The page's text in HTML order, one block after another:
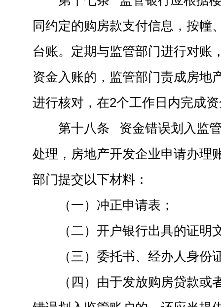
同约定的购房款支付信息，按幢
台账。定期与监管部门进行对账
资金入账的，监管部门责成房地
进行核对，在2个工作日内完成
第十八条 资金错误划入监
处理，房地产开发企业申请办理
部门提交以下材料：
（一）冲正申请表；
（二）开户银行出具的证明
（三）委托书、经办人身份
（四）由于发放购房贷款